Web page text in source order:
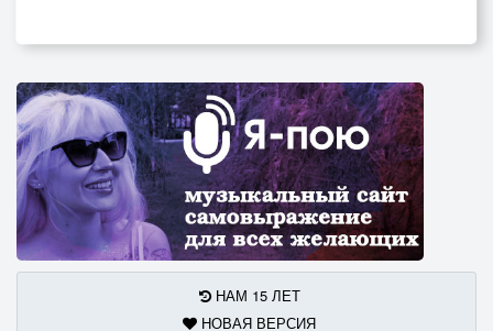
НАМ 15 ЛЕТ
НОВАЯ ВЕРСИЯ